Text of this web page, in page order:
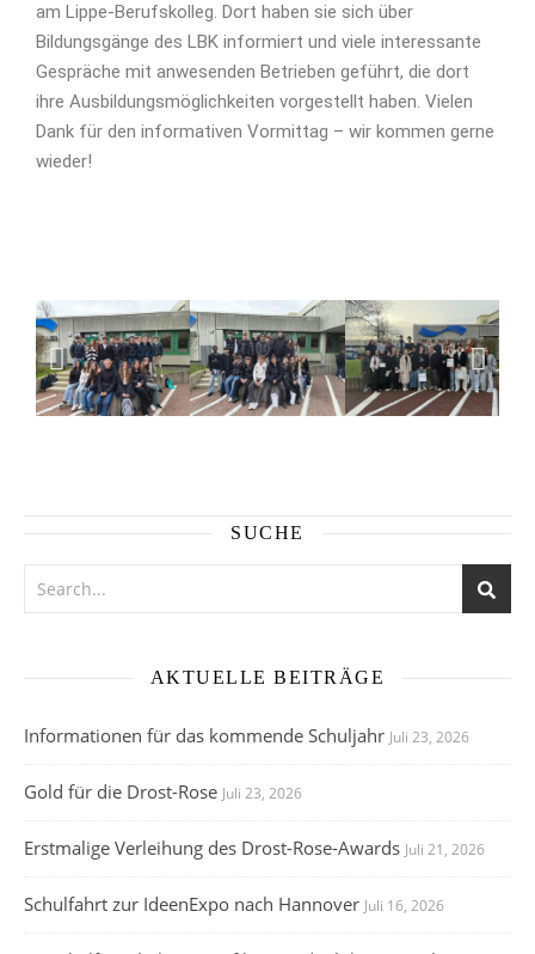
am Lippe-Berufskolleg. Dort haben sie sich über
Bildungsgänge des LBK informiert und viele interessante
Gespräche mit anwesenden Betrieben geführt, die dort
ihre Ausbildungsmöglichkeiten vorgestellt haben. Vielen
Dank für den informativen Vormittag – wir kommen gerne
wieder!
SUCHE
AKTUELLE BEITRÄGE
Informationen für das kommende Schuljahr Juli 23, 2026
Gold für die Drost-Rose Juli 23, 2026
Erstmalige Verleihung des Drost-Rose-Awards Juli 21, 2026
Schulfahrt zur IdeenExpo nach Hannover Juli 16, 2026